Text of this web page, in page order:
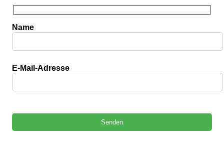
Name
E-Mail-Adresse